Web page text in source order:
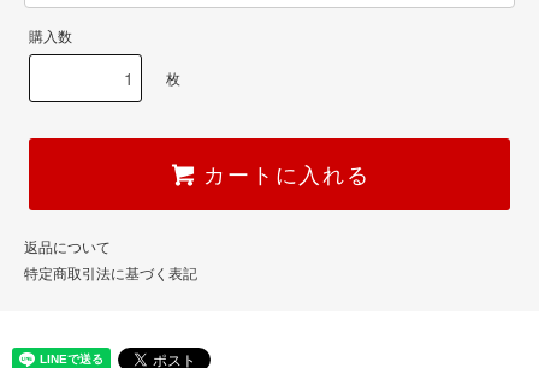
購入数
枚
カートに入れる
返品について
特定商取引法に基づく表記